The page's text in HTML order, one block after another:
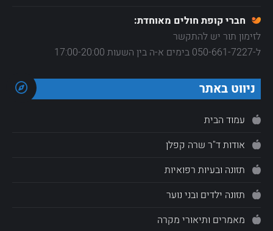
חברי קופת חולים מאוחדת:
לזימון תור יש להתקשר
ל-050-661-7227 בימים א-ה בין השעות 17:00-20:00
ניווט באתר
עמוד הבית
אודות ד"ר שרה קפלן
תזונה ובעיות רפואיות
תזונה ילדים ובני נוער
מאמרים ותיאורי מקרה